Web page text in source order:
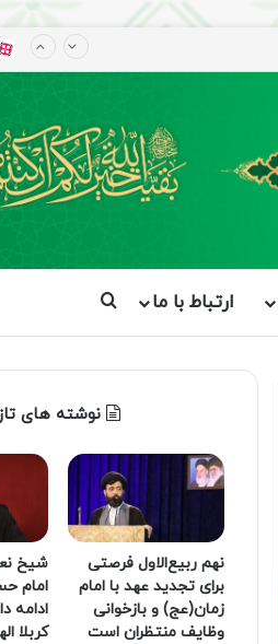
ارتباط با ما جستجو برای
نوشته های
نهم ربیع‌الاول فرصتی
برای تجدید عهد با امام
زمان(عج) و بازخوانی
وظایف منتظران است
شیخ
امام
ادامه
کربلا